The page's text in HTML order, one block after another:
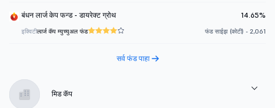
बंधन लार्ज केप फन्ड - डायरेक्ट ग्रोथ 14.65%
इक्विटीलार्ज कॅप म्युच्युअल फंड फंड साईझ (कोटी) - 2,061
सर्व फंड पाहा
मिड कॅप